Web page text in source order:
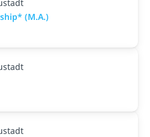
(M.A.)